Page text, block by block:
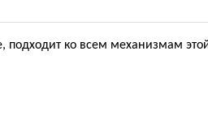
подходит ко всем механизмам